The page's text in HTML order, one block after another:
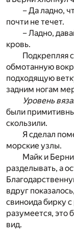
– Да ладно,
почти не течет.
– Ладно,
кровь.
Подкрепляя
обмотанную
подходящую
задним ногам
Уровень
были
скользили.
Я сделал
морские узлы.
Майк и
разделывать, а
вдруг
свиноида бирку
разумеется, это
вид.